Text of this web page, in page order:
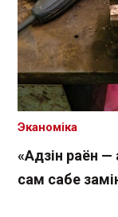
«Адзін раён —
сам сабе
Эканоміка